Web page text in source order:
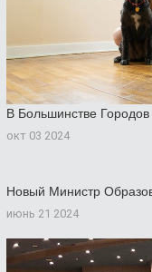
В Большинстве
окт 03 2024
Новый Министр
июнь 21 2024